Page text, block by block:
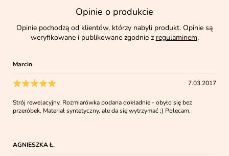
Opinie o produkcie
Opinie pochodzą od klientów, którzy nabyli produkt. Opinie są
weryfikowane i publikowane zgodnie z regulaminem.
Marcin
7.03.2017
Strój rewelacyjny. Rozmiarówka podana dokładnie - obyło się bez
przeróbek. Materiał syntetyczny, ale da się wytrzymać ;) Polecam.
AGNIESZKA Ł.